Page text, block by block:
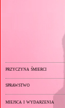
przyczyna śmierci
sprawstwo
miejsca i wydarzenia